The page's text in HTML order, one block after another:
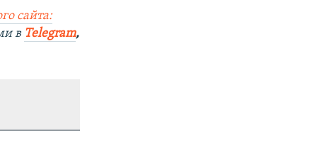
сайта:
в Telegram,